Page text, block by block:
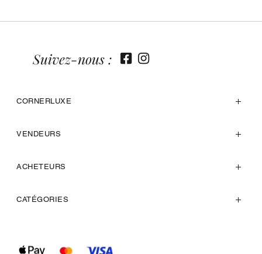
CORNERLUXE
VENDEURS
ACHETEURS
CATÉGORIES
Suivez-nous :